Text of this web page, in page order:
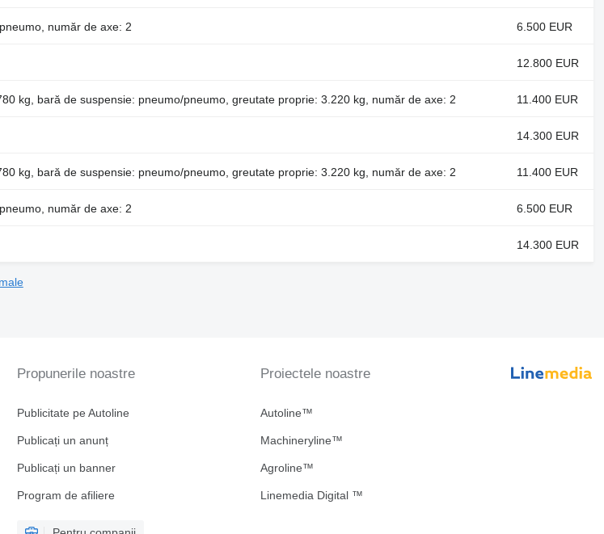
număr de axe: 2 6.500 EUR
12.800 EUR
kg, bară de suspensie: pneumo/pneumo, greutate proprie: 3.220 kg, număr de axe: 2 11.400 EUR
14.300 EUR
kg, bară de suspensie: pneumo/pneumo, greutate proprie: 3.220 kg, număr de axe: 2 11.400 EUR
număr de axe: 2 6.500 EUR
14.300 EUR
Propunerile noastre
Publicitate pe Autoline
Publicați un anunț
Publicați un banner
Program de afiliere
Proiectele noastre
Autoline™
Machineryline™
Agroline™
Linemedia Digital ™